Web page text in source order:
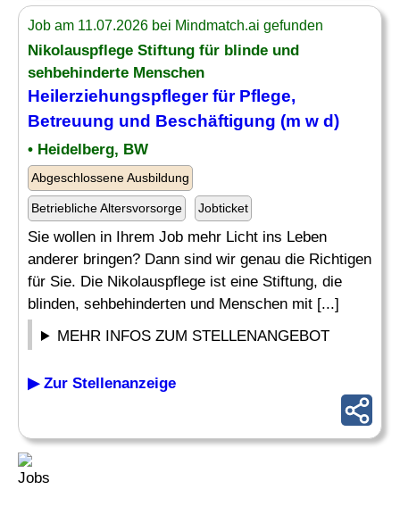
Job am 11.07.2026 bei Mindmatch.ai gefunden
Nikolauspflege Stiftung für blinde und
sehbehinderte Menschen
Heilerziehungspfleger für Pflege,
Betreuung und Beschäftigung (m w d)
• Heidelberg, BW
Abgeschlossene Ausbildung
Betriebliche Altersvorsorge Jobticket
Sie wollen in Ihrem Job mehr Licht ins Leben
anderer bringen? Dann sind wir genau die Richtigen
für Sie. Die Nikolauspflege ist eine Stiftung, die
blinden, sehbehinderten und Menschen mit [...]
MEHR INFOS ZUM STELLENANGEBOT
▶ Zur Stellenanzeige